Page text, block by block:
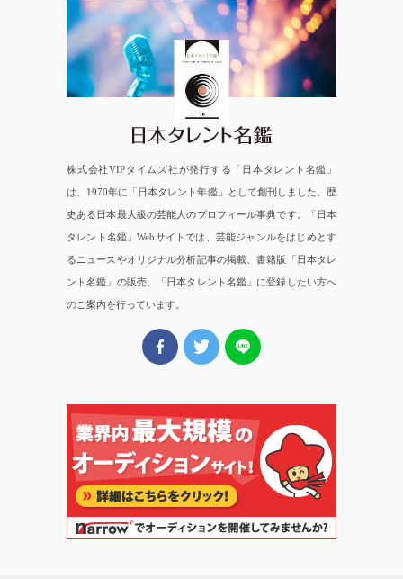
日本タレント名鑑
株式会社VIPタイムズ社が発行する「日本タレント名鑑」
は、1970年に「日本タレント年鑑」として創刊しました。歴
史ある日本最大級の芸能人のプロフィール事典です。「日本
タレント名鑑」Webサイトでは、芸能ジャンルをはじめとす
るニュースやオリジナル分析記事の掲載、書籍版「日本タレ
ント名鑑」の販売、「日本タレント名鑑」に登録したい方へ
のご案内を行っています。